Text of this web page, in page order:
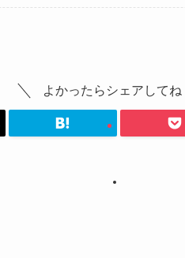
よかったらシェアしてね